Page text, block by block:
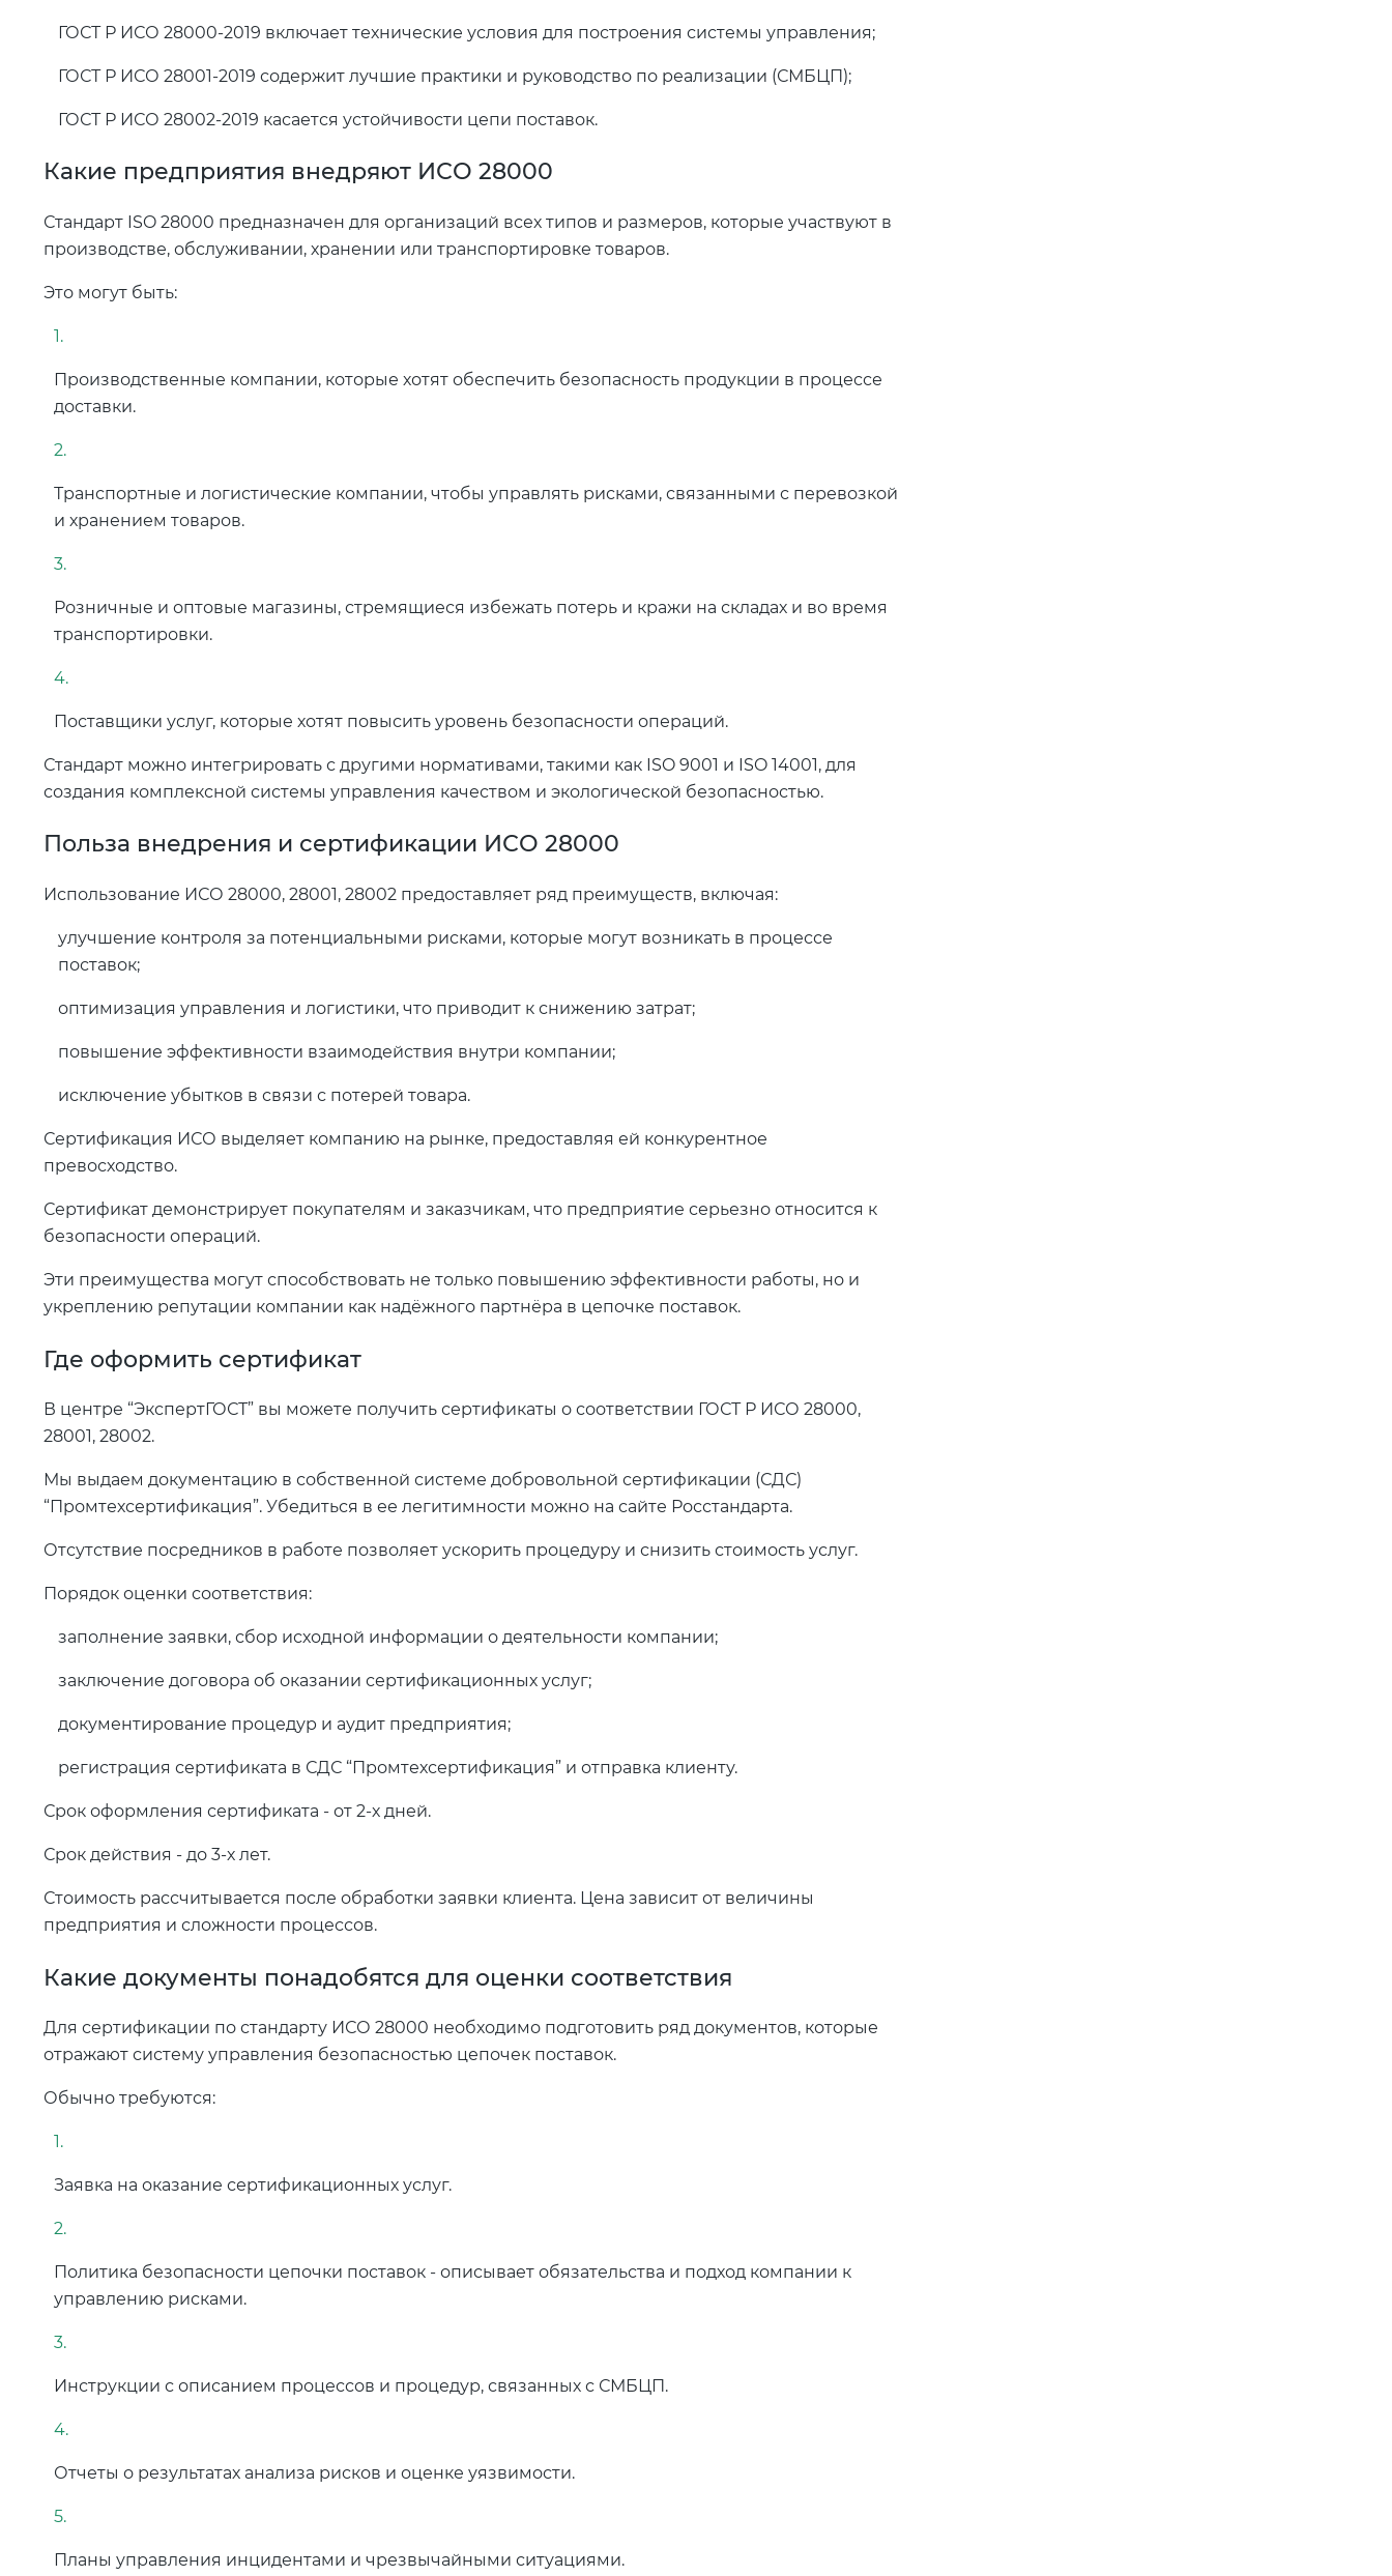
ГОСТ Р ИСО 28000-2019 включает технические условия для построения системы управления;
ГОСТ Р ИСО 28001-2019 содержит лучшие практики и руководство по реализации (СМБЦП);
ГОСТ Р ИСО 28002-2019 касается устойчивости цепи поставок.
Какие предприятия внедряют ИСО 28000
Стандарт ISO 28000 предназначен для организаций всех типов и размеров, которые участвуют в
производстве, обслуживании, хранении или транспортировке товаров.
Это могут быть:
Производственные компании, которые хотят обеспечить безопасность продукции в процессе
доставки.
Транспортные и логистические компании, чтобы управлять рисками, связанными с перевозкой
и хранением товаров.
Розничные и оптовые магазины, стремящиеся избежать потерь и кражи на складах и во время
транспортировки.
Поставщики услуг, которые хотят повысить уровень безопасности операций.
Стандарт можно интегрировать с другими нормативами, такими как ISO 9001 и ISO 14001, для
создания комплексной системы управления качеством и экологической безопасностью.
Польза внедрения и сертификации ИСО 28000
Использование ИСО 28000, 28001, 28002 предоставляет ряд преимуществ, включая:
улучшение контроля за потенциальными рисками, которые могут возникать в процессе
поставок;
оптимизация управления и логистики, что приводит к снижению затрат;
повышение эффективности взаимодействия внутри компании;
исключение убытков в связи с потерей товара.
Сертификация ИСО выделяет компанию на рынке, предоставляя ей конкурентное
превосходство.
Сертификат демонстрирует покупателям и заказчикам, что предприятие серьезно относится к
безопасности операций.
Эти преимущества могут способствовать не только повышению эффективности работы, но и
укреплению репутации компании как надёжного партнёра в цепочке поставок.
Где оформить сертификат
В центре “ЭкспертГОСТ” вы можете получить сертификаты о соответствии ГОСТ Р ИСО 28000,
28001, 28002.
Мы выдаем документацию в собственной системе добровольной сертификации (СДС)
“Промтехсертификация”. Убедиться в ее легитимности можно на сайте Росстандарта.
Отсутствие посредников в работе позволяет ускорить процедуру и снизить стоимость услуг.
Порядок оценки соответствия:
заполнение заявки, сбор исходной информации о деятельности компании;
заключение договора об оказании сертификационных услуг;
документирование процедур и аудит предприятия;
регистрация сертификата в СДС “Промтехсертификация” и отправка клиенту.
Срок оформления сертификата - от 2-х дней.
Срок действия - до 3-х лет.
Стоимость рассчитывается после обработки заявки клиента. Цена зависит от величины
предприятия и сложности процессов.
Какие документы понадобятся для оценки соответствия
Для сертификации по стандарту ИСО 28000 необходимо подготовить ряд документов, которые
отражают систему управления безопасностью цепочек поставок.
Обычно требуются:
Заявка на оказание сертификационных услуг.
Политика безопасности цепочки поставок - описывает обязательства и подход компании к
управлению рисками.
Инструкции с описанием процессов и процедур, связанных с СМБЦП.
Отчеты о результатах анализа рисков и оценке уязвимости.
Планы управления инцидентами и чрезвычайными ситуациями.